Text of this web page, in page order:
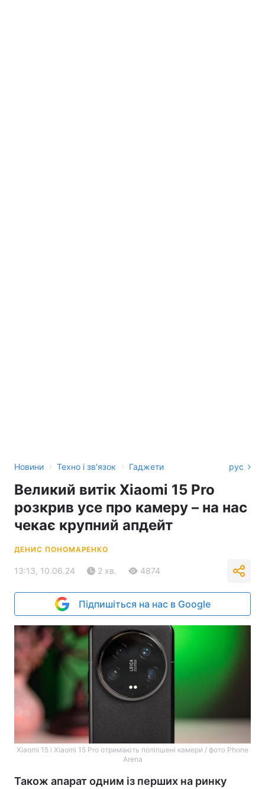
Новини › Техно і зв'язок › Гаджети рус
Великий витік Xiaomi 15 Pro
розкрив усе про камеру – на нас
чекає крупний апдейт
ДЕНИС ПОНОМАРЕНКО
13:13, 10.06.24 2 хв. 4874
Підпишіться на нас в Google
Xiaomi 15 і Xiaomi 15 Pro отримають поліпшені камери / фото Phone
Arena
Також апарат одним із перших на ринку